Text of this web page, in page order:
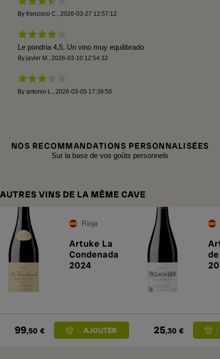
By francisco C. 2026-03-27 12:57:12
Le pondria 4,5. Un vino muy equilibrado
By javier M. 2026-03-10 12:54:32
By antonio L. 2026-03-05 17:39:50
NOS RECOMMANDATIONS PERSONNALISÉES
Sur la base de vos goûts personnels
AUTRES VINS DE LA MÊME CAVE
Rioja
Artuke La
Condenada
2024
99,50 € 25,30 €